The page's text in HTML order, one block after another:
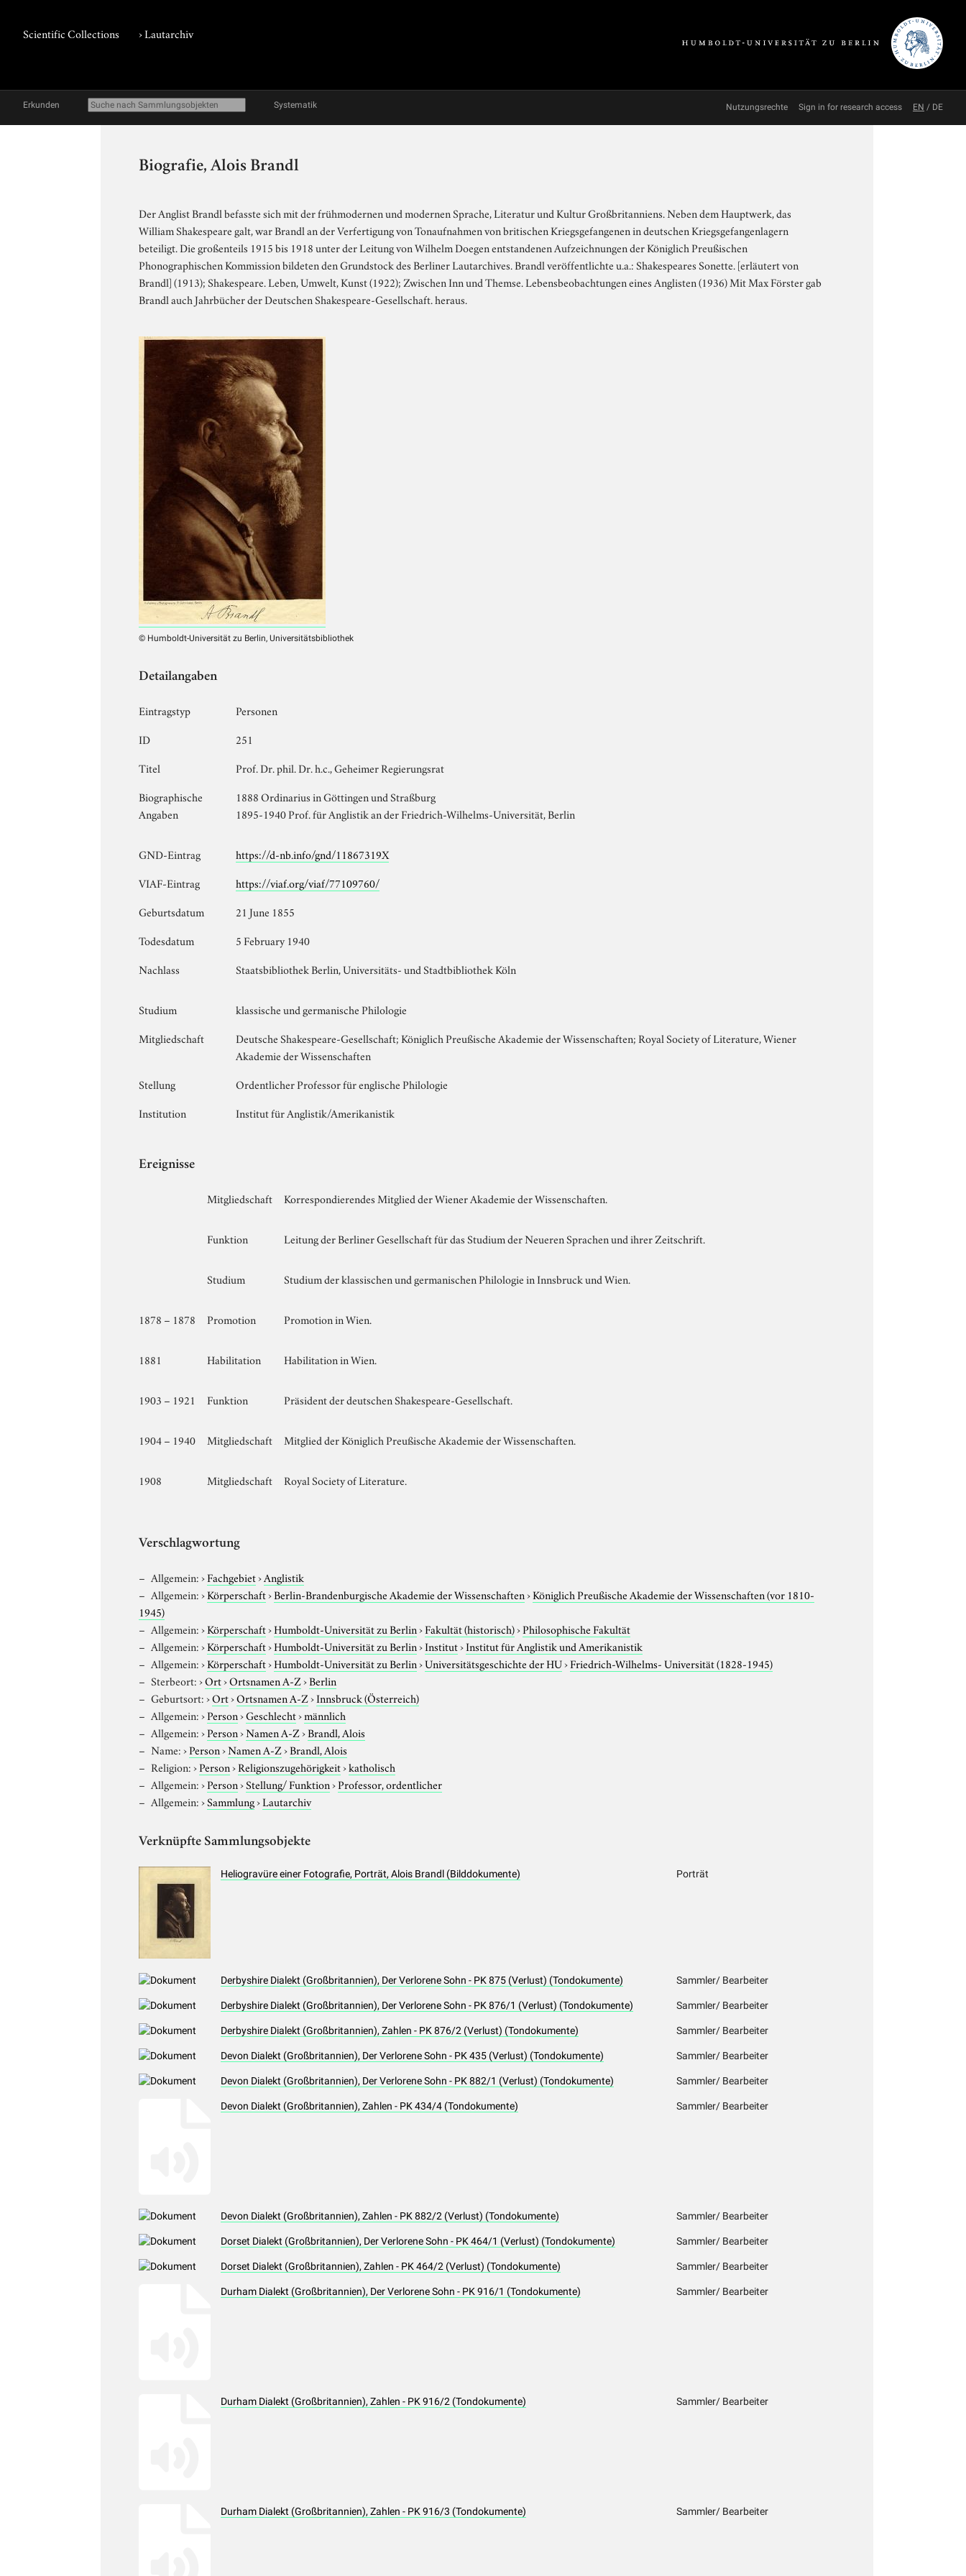
Scientific Collections ›Lautarchiv
Erkunden Systematik Nutzungsrechte Sign in for research access EN / DE
Biografie, Alois Brandl
Der Anglist Brandl befasste sich mit der frühmodernen und modernen Sprache, Literatur und Kultur Großbritanniens. Neben dem Hauptwerk, das
William Shakespeare galt, war Brandl an der Verfertigung von Tonaufnahmen von britischen Kriegsgefangenen in deutschen Kriegsgefangenlagern
beteiligt. Die großenteils 1915 bis 1918 unter der Leitung von Wilhelm Doegen entstandenen Aufzeichnungen der Königlich Preußischen
Phonographischen Kommission bildeten den Grundstock des Berliner Lautarchives. Brandl veröffentlichte u.a.: Shakespeares Sonette. [erläutert von
Brandl] (1913); Shakespeare. Leben, Umwelt, Kunst (1922); Zwischen Inn und Themse. Lebensbeobachtungen eines Anglisten (1936) Mit Max Förster gab
Brandl auch Jahrbücher der Deutschen Shakespeare-Gesellschaft. heraus.
© Humboldt-Universität zu Berlin, Universitätsbibliothek
Detailangaben
Eintragstyp
Personen
ID
251
Titel
Prof. Dr. phil. Dr. h.c., Geheimer Regierungsrat
Biographische
Angaben
1888 Ordinarius in Göttingen und Straßburg
1895-1940 Prof. für Anglistik an der Friedrich-Wilhelms-Universität, Berlin
GND-Eintrag
https://d-nb.info/gnd/11867319X
VIAF-Eintrag
https://viaf.org/viaf/77109760/
Geburtsdatum
21 June 1855
Todesdatum
5 February 1940
Nachlass
Staatsbibliothek Berlin, Universitäts- und Stadtbibliothek Köln
Studium
klassische und germanische Philologie
Mitgliedschaft
Deutsche Shakespeare-Gesellschaft; Königlich Preußische Akademie der Wissenschaften; Royal Society of Literature, Wiener
Akademie der Wissenschaften
Stellung
Ordentlicher Professor für englische Philologie
Institution
Institut für Anglistik/Amerikanistik
Ereignisse
Mitgliedschaft Korrespondierendes Mitglied der Wiener Akademie der Wissenschaften.
Funktion Leitung der Berliner Gesellschaft für das Studium der Neueren Sprachen und ihrer Zeitschrift.
Studium Studium der klassischen und germanischen Philologie in Innsbruck und Wien.
1878 – 1878 Promotion Promotion in Wien.
1881 Habilitation Habilitation in Wien.
1903 – 1921 Funktion Präsident der deutschen Shakespeare-Gesellschaft.
1904 – 1940 Mitgliedschaft Mitglied der Königlich Preußische Akademie der Wissenschaften.
1908 Mitgliedschaft Royal Society of Literature.
Verschlagwortung
Allgemein:›Fachgebiet›Anglistik
Allgemein:›Körperschaft›Berlin-Brandenburgische Akademie der Wissenschaften›Königlich Preußische Akademie der Wissenschaften (vor 1810-
1945)
Allgemein:›Körperschaft›Humboldt-Universität zu Berlin›Fakultät (historisch)›Philosophische Fakultät
Allgemein:›Körperschaft›Humboldt-Universität zu Berlin›Institut›Institut für Anglistik und Amerikanistik
Allgemein:›Körperschaft›Humboldt-Universität zu Berlin›Universitätsgeschichte der HU›Friedrich-Wilhelms- Universität (1828-1945)
Sterbeort:›Ort›Ortsnamen A-Z›Berlin
Geburtsort:›Ort›Ortsnamen A-Z›Innsbruck (Österreich)
Allgemein:›Person›Geschlecht›männlich
Allgemein:›Person›Namen A-Z›Brandl, Alois
Name:›Person›Namen A-Z›Brandl, Alois
Religion:›Person›Religionszugehörigkeit›katholisch
Allgemein:›Person›Stellung/ Funktion›Professor, ordentlicher
Allgemein:›Sammlung›Lautarchiv
Verknüpfte Sammlungsobjekte
Heliogravüre einer Fotografie, Porträt, Alois Brandl (Bilddokumente) Porträt
Derbyshire Dialekt (Großbritannien), Der Verlorene Sohn - PK 875 (Verlust) (Tondokumente) Sammler/ Bearbeiter
Derbyshire Dialekt (Großbritannien), Der Verlorene Sohn - PK 876/1 (Verlust) (Tondokumente) Sammler/ Bearbeiter
Derbyshire Dialekt (Großbritannien), Zahlen - PK 876/2 (Verlust) (Tondokumente) Sammler/ Bearbeiter
Devon Dialekt (Großbritannien), Der Verlorene Sohn - PK 435 (Verlust) (Tondokumente) Sammler/ Bearbeiter
Devon Dialekt (Großbritannien), Der Verlorene Sohn - PK 882/1 (Verlust) (Tondokumente) Sammler/ Bearbeiter
Devon Dialekt (Großbritannien), Zahlen - PK 434/4 (Tondokumente) Sammler/ Bearbeiter
Devon Dialekt (Großbritannien), Zahlen - PK 882/2 (Verlust) (Tondokumente) Sammler/ Bearbeiter
Dorset Dialekt (Großbritannien), Der Verlorene Sohn - PK 464/1 (Verlust) (Tondokumente) Sammler/ Bearbeiter
Dorset Dialekt (Großbritannien), Zahlen - PK 464/2 (Verlust) (Tondokumente) Sammler/ Bearbeiter
Durham Dialekt (Großbritannien), Der Verlorene Sohn - PK 916/1 (Tondokumente) Sammler/ Bearbeiter
Durham Dialekt (Großbritannien), Zahlen - PK 916/2 (Tondokumente) Sammler/ Bearbeiter
Durham Dialekt (Großbritannien), Zahlen - PK 916/3 (Tondokumente) Sammler/ Bearbeiter